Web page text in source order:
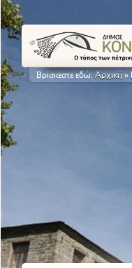
Βρίσκεστε εδώ: Αρχική »